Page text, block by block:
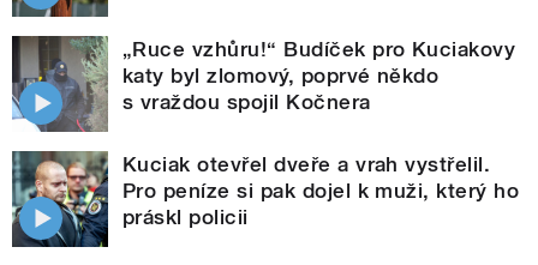
„Ruce vzhůru!“ Budíček pro Kuciakovy
katy byl zlomový, poprvé někdo
s vraždou spojil Kočnera
Kuciak otevřel dveře a vrah vystřelil.
Pro peníze si pak dojel k muži, který ho
práskl policii